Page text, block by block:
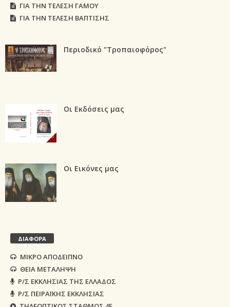
ΓΙΑ ΤΗΝ ΤΕΛΕΣΗ ΓΑΜΟΥ
ΓΙΑ ΤΗΝ ΤΕΛΕΣΗ ΒΑΠΤΙΣΗΣ
Περιοδικό "Τροπαιοφόρος"
Οι Εκδόσεις μας
Οι Εικόνες μας
ΔΙΑΦΟΡΑ
ΜΙΚΡΟ ΑΠΟΔΕΙΠΝΟ
ΘΕΙΑ ΜΕΤΑΛΗΨΗ
Ρ/Σ ΕΚΚΛΗΣΙΑΣ ΤΗΣ ΕΛΛΑΔΟΣ
Ρ/Σ ΠΕΙΡΑΪΚΗΣ ΕΚΚΛΗΣΙΑΣ